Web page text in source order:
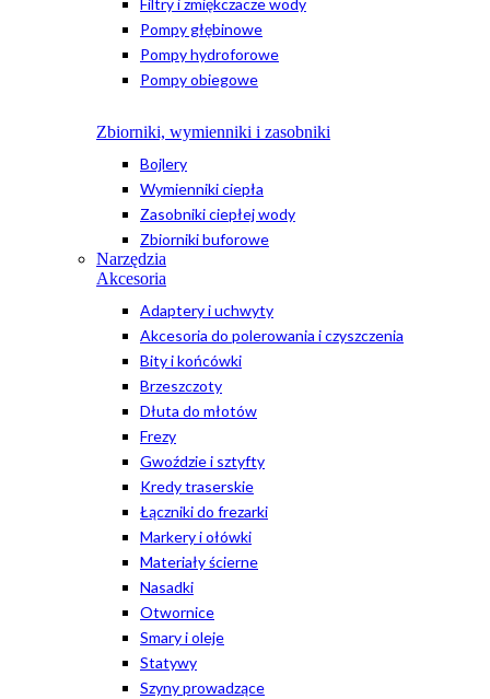
Pompy głębinowe
Pompy hydroforowe
Pompy obiegowe
Zbiorniki, wymienniki i zasobniki
Bojlery
Wymienniki ciepła
Zasobniki ciepłej wody
Zbiorniki buforowe
Narzędzia
Akcesoria
Adaptery i uchwyty
Akcesoria do polerowania i czyszczenia
Bity i końcówki
Brzeszczoty
Dłuta do młotów
Frezy
Gwoździe i sztyfty
Kredy traserskie
Łączniki do frezarki
Markery i ołówki
Materiały ścierne
Nasadki
Otwornice
Smary i oleje
Statywy
Szyny prowadzące